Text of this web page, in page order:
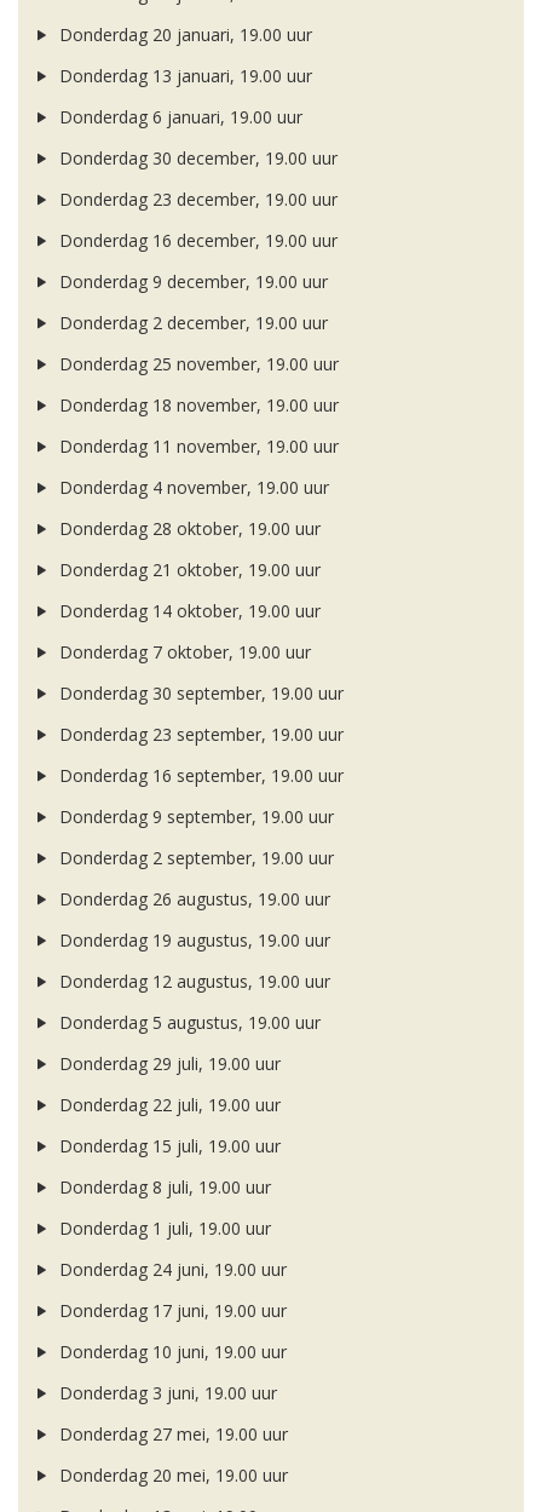
Donderdag 20 januari, 19.00 uur
Donderdag 13 januari, 19.00 uur
Donderdag 6 januari, 19.00 uur
Donderdag 30 december, 19.00 uur
Donderdag 23 december, 19.00 uur
Donderdag 16 december, 19.00 uur
Donderdag 9 december, 19.00 uur
Donderdag 2 december, 19.00 uur
Donderdag 25 november, 19.00 uur
Donderdag 18 november, 19.00 uur
Donderdag 11 november, 19.00 uur
Donderdag 4 november, 19.00 uur
Donderdag 28 oktober, 19.00 uur
Donderdag 21 oktober, 19.00 uur
Donderdag 14 oktober, 19.00 uur
Donderdag 7 oktober, 19.00 uur
Donderdag 30 september, 19.00 uur
Donderdag 23 september, 19.00 uur
Donderdag 16 september, 19.00 uur
Donderdag 9 september, 19.00 uur
Donderdag 2 september, 19.00 uur
Donderdag 26 augustus, 19.00 uur
Donderdag 19 augustus, 19.00 uur
Donderdag 12 augustus, 19.00 uur
Donderdag 5 augustus, 19.00 uur
Donderdag 29 juli, 19.00 uur
Donderdag 22 juli, 19.00 uur
Donderdag 15 juli, 19.00 uur
Donderdag 8 juli, 19.00 uur
Donderdag 1 juli, 19.00 uur
Donderdag 24 juni, 19.00 uur
Donderdag 17 juni, 19.00 uur
Donderdag 10 juni, 19.00 uur
Donderdag 3 juni, 19.00 uur
Donderdag 27 mei, 19.00 uur
Donderdag 20 mei, 19.00 uur